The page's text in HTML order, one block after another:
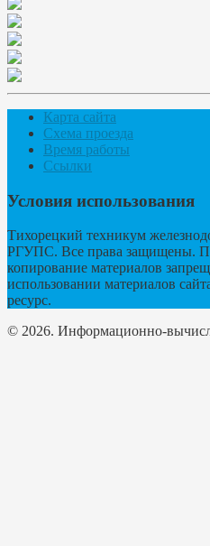
Карта сайта
Схема проезда
Время работы
Ссылки
Условия использования
Тихорецкий техникум
РГУПС. Все права защищены.
копирование материалов
использовании материалов
ресурс.
© 2026. Информационно-